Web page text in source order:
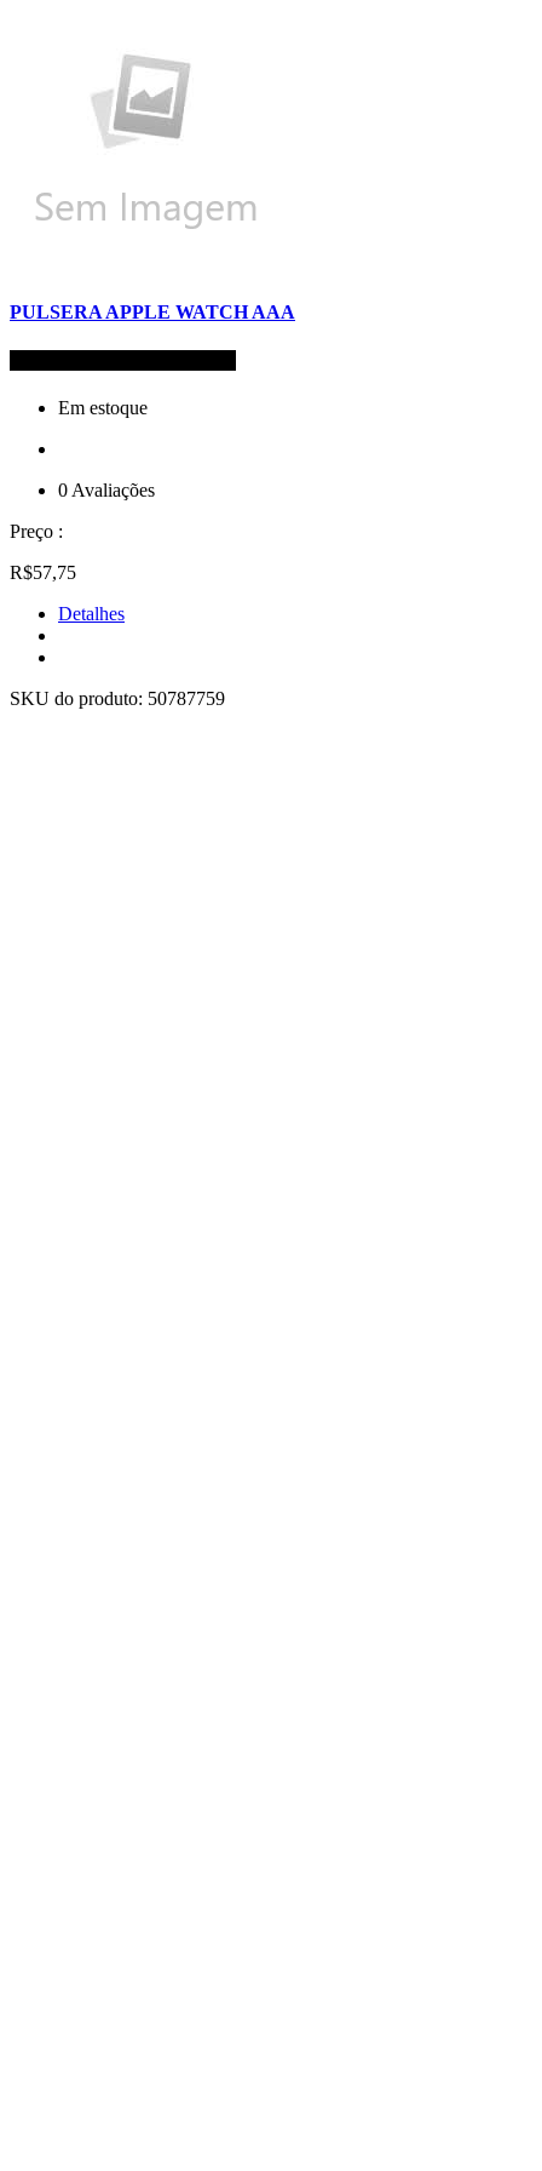
PULSERA APPLE WATCH AAA
Em estoque
0 Avaliações
Preço :
R$57,75
Detalhes
SKU do produto: 50787759